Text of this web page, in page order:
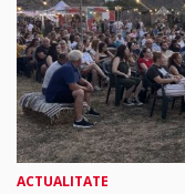
ACTUALITATE